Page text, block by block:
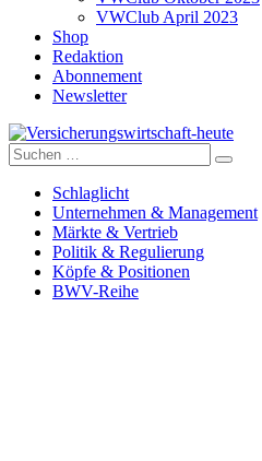
VWClub April 2023
Shop
Redaktion
Abonnement
Newsletter
Versicherungswirtschaft-heute
Suche
nach:
Schlaglicht
Unternehmen & Management
Märkte & Vertrieb
Politik & Regulierung
Köpfe & Positionen
BWV-Reihe